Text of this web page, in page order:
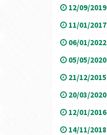
12/09/2019
11/01/2017
06/01/2022
05/05/2020
21/12/2015
20/03/2020
12/01/2016
14/11/2018